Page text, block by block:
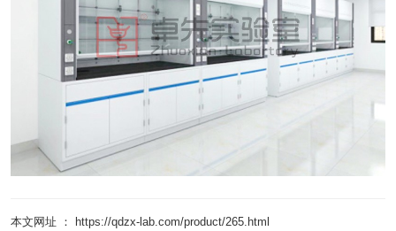
本文网址 ： https://qdzx-lab.com/product/265.html